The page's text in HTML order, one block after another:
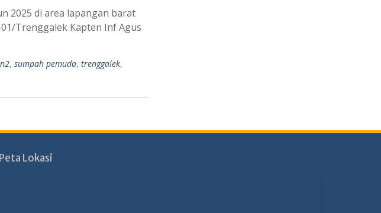
2025 di area lapangan barat
Trenggalek Kapten Inf Agus
, sumpah pemuda, trenggalek,
Peta Lokasi